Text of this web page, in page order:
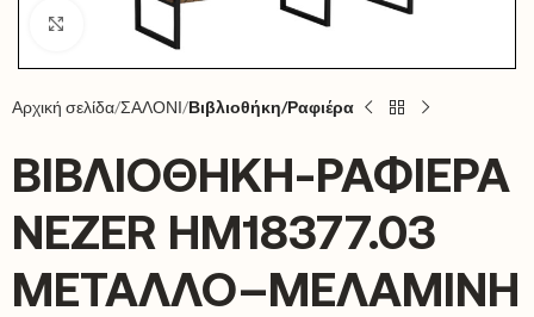
Click to enlarge
Αρχική σελίδα ΣΑΛΟΝΙ Βιβλιοθήκη/Ραφιέρα
ΒΙΒΛΙΟΘΗΚΗ-ΡΑΦΙΕΡΑ
NEZER HM18377.03
ΜΕΤΑΛΛΟ–ΜΕΛΑΜΙΝΗ